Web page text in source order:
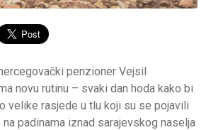
penzioner Vejsil
novu rutinu – svaki dan hoda kako bi
velike rasjede u tlu koji su se pojavili
padinama iznad sarajevskog naselja